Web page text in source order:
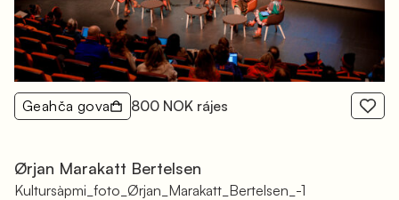
Geahča gova 800 NOK rájes
Ørjan Marakatt Bertelsen
Kultursàpmi_foto_Ørjan_Marakatt_Bertelsen_-1